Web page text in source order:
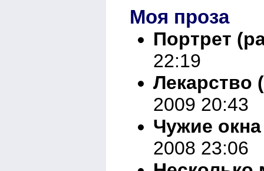
Моя проза
Портрет
22:19
Лекарство
2009 20:43
Чужие окна
2008 23:06